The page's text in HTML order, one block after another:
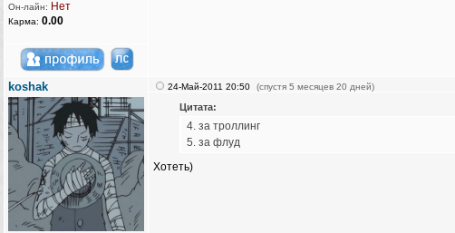
Он-лайн: Нет
Карма: 0.00
koshak 24-Май-2011 20:50 (спустя 5 месяцев 20 дней)
Цитата:
4. за троллинг
5. за флуд
Хотеть)